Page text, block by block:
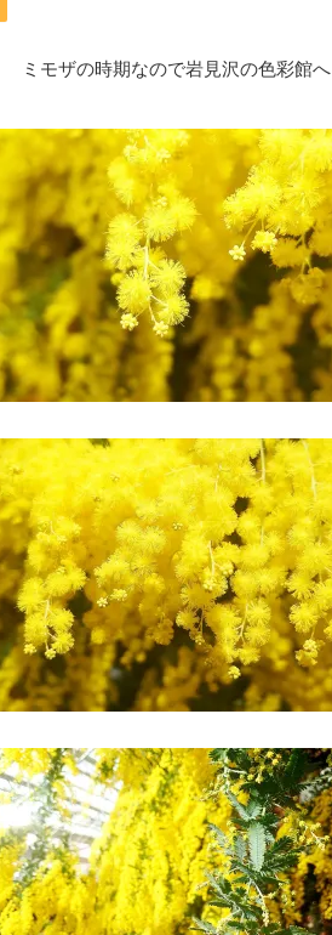
ミモザの時期なので岩見沢の色彩館へ